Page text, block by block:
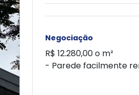
Negociação
R$ 12.280,00 o m²
- Parede facilmente